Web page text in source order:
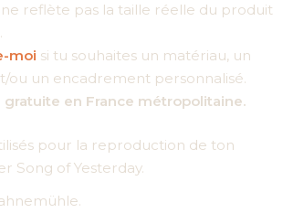
reflète pas la taille réelle du produit
moi si tu souhaites un matériau, un
ou un encadrement personnalisé.
gratuite en France métropolitaine.
pour la reproduction de ton
Song of Yesterday.